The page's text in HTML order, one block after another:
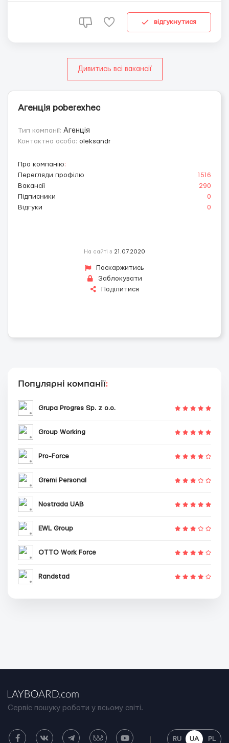
крупнейшим польским производителем быто...відгукнутися
Дивитись всі вакансії
Агенція poberexhec
Тип компанії: Агенція
Контактна особа: oleksandr
Про компанію:
Перегляди профілю
1516
Вакансії
290
Підписники
0
Відгуки
0
На сайті з 21.07.2020
Поскаржитись
Заблокувати
Поділитися
Популярні компанії:
Grupa Progres Sp. z o.o.
Group Working
Pro-Force
Gremi Personal
Nostrada UAB
EWL Group
OTTO Work Force
Randstad
Сервіс пошуку роботи у всьому світі.
RU UA PL